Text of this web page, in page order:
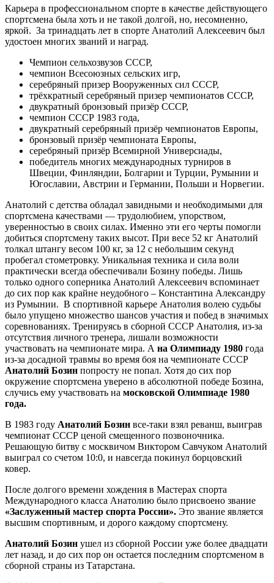
Карьера в профессиональном спорте в качестве действующего
спортсмена была хоть и не такой долгой, но, несомненно,
яркой. За тринадцать лет в спорте Анатолий Алексеевич был
удостоен многих званий и наград.
Чемпион сельхозвузов СССР,
чемпион Всесоюзных сельских игр,
серебряный призер Вооруженных сил СССР,
трёхкратный серебряный призер чемпионатов СССР,
двукратный бронзовый призёр СССР,
чемпион СССР 1983 года,
двукратный серебряный призёр чемпионатов Европы,
бронзовый призёр чемпионата Европы,
серебряный призёр Всемирной Универсиады,
победитель многих международных турниров в
Швеции, Финляндии, Болгарии и Турции, Румынии и
Югославии, Австрии и Германии, Польши и Норвегии.
Анатолий с детства обладал завидными и необходимыми для
спортсмена качествами — трудолюбием, упорством,
уверенностью в своих силах. Именно эти его черты помогли
добиться спортсмену таких высот. При весе 52 кг Анатолий
толкал штангу весом 100 кг, за 12 с небольшим секунд
пробегал стометровку. Уникальная техника и сила воли
практически всегда обеспечивали Бозину победы. Лишь
только одного соперника Анатолий Алексеевич вспоминает
до сих пор как крайне неудобного – Константина Александру
из Румынии. В спортивной карьере Анатолия волею судьбы
было упущено множество шансов участия и побед в значимых
соревнованиях. Тренируясь в сборной СССР Анатолия, из-за
отсутствия личного тренера, лишали возможности
участвовать на чемпионате мира. А на Олимпиаду 1980 года
из-за досадной травмы во время боя на чемпионате СССР
Анатолий Бозин попросту не попал. Хотя до сих пор
окружение спортсмена уверено в абсолютной победе Бозина,
случись ему участвовать на московской Олимпиаде 1980
года.
В 1983 году Анатолий Бозин все-таки взял реванш, выиграв
чемпионат СССР ценой смещенного позвоночника.
Решающую битву с москвичом Виктором Савчуком Анатолий
выиграл со счетом 10:0, и навсегда покинул борцовский
ковер.
После долгого времени хождения в Мастерах спорта
Международного класса Анатолию было присвоено звание
«Заслуженный мастер спорта России». Это звание является
высшим спортивным, и дорого каждому спортсмену.
Анатолий Бозин ушел из сборной России уже более двадцати
лет назад, и до сих пор он остается последним спортсменом в
сборной страны из Татарстана.